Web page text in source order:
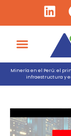
Minería en el Perú: el
infraestructura y